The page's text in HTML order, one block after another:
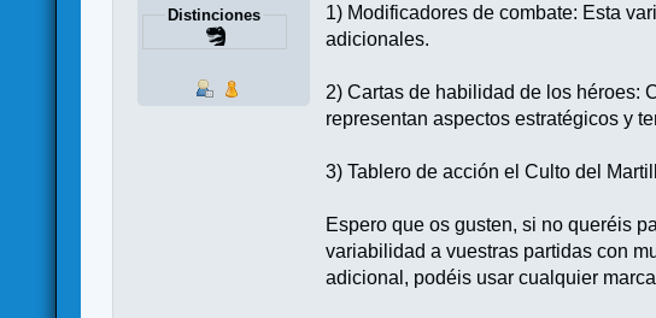
Distinciones
1) Modificadores de combate: Esta
adicionales.
2) Cartas de habilidad de los héroes:
representan aspectos estratégicos y
3) Tablero de acción el Culto del
Espero que os gusten, si no queréis
variabilidad a vuestras partidas con
adicional, podéis usar cualquier